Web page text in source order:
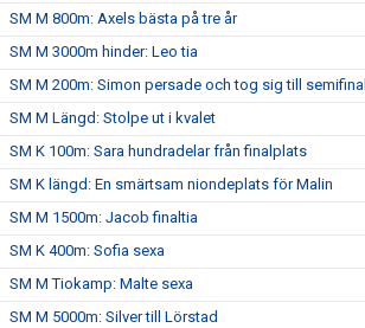
SM M 800m: Axels bästa på tre år
SM M 3000m hinder: Leo tia
SM M 200m: Simon persade och tog sig till semifinal
SM M Längd: Stolpe ut i kvalet
SM K 100m: Sara hundradelar från finalplats
SM K längd: En smärtsam niondeplats för Malin
SM M 1500m: Jacob finaltia
SM K 400m: Sofia sexa
SM M Tiokamp: Malte sexa
SM M 5000m: Silver till Lörstad